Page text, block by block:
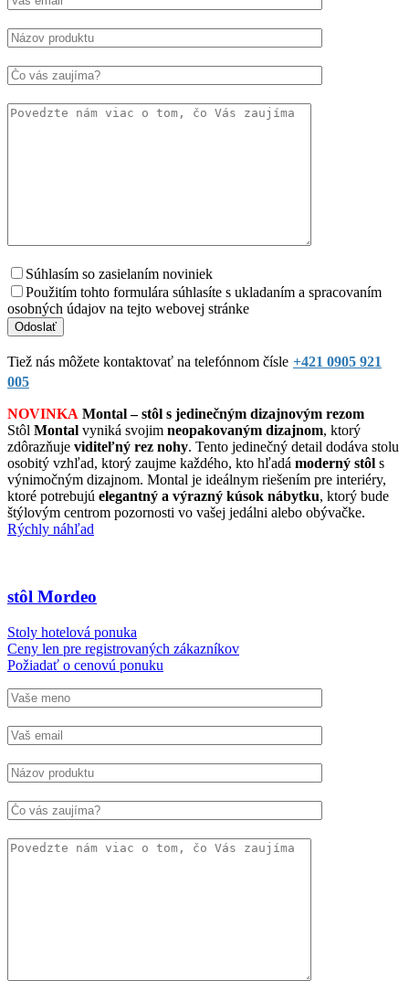
Súhlasím so zasielaním noviniek
Použitím tohto formulára súhlasíte s ukladaním a spracovaním
osobných údajov na tejto webovej stránke
Tiež nás môžete kontaktovať na telefónnom čísle +421 0905 921
005
NOVINKA Montal – stôl s jedinečným dizajnovým rezom
Stôl Montal vyniká svojim neopakovaným dizajnom, ktorý
zdôrazňuje viditeľný rez nohy. Tento jedinečný detail dodáva stolu
osobitý vzhľad, ktorý zaujme každého, kto hľadá moderný stôl s
výnimočným dizajnom. Montal je ideálnym riešením pre interiéry,
ktoré potrebujú elegantný a výrazný kúsok nábytku, ktorý bude
štýlovým centrom pozornosti vo vašej jedálni alebo obývačke.
Rýchly náhľad
stôl Mordeo
Stoly hotelová ponuka
Ceny len pre registrovaných zákazníkov
Požiadať o cenovú ponuku